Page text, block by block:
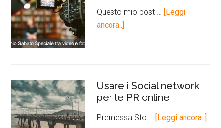
Questo mio post …
[Leggi
ancora..]
Usare i Social network
per le PR online
Premessa Sto … [Leggi ancora..]